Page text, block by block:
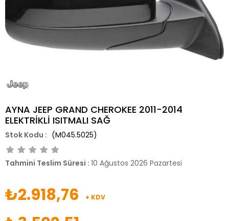
AYNA JEEP GRAND CHEROKEE 2011-2014
ELEKTRİKLİ ISITMALI SAĞ
(M045.5025)
Tahmini Teslim Süresi : 10 Ağustos 2026 Pazartesi
₺2.918,76 + KDV